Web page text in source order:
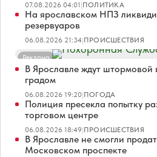
07.08.2026 04:01|ПОЛИТИКА
На ярославском НПЗ
резервуаров
06.08.2026 21:34|ПРОИСШЕСТВИЯ
Реклама
В Ярославле ждут штормовой
градом
06.08.2026 19:20|ПОГОДА
Полиция пресекла попытку
торговом центре
06.08.2026 18:49|ПРОИСШЕСТВИЯ
В Ярославле не смогли
Московском проспекте